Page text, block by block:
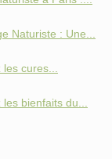
Naturiste : Une...
cures...
bienfaits du...